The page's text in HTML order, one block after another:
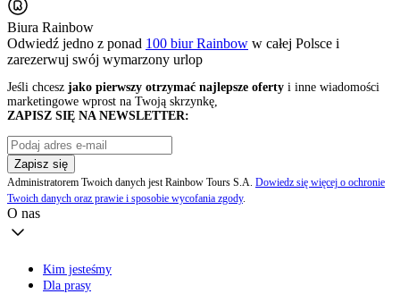
Biura Rainbow
Odwiedź jedno z ponad 100 biur Rainbow w całej Polsce i
zarezerwuj swój wymarzony urlop
Jeśli chcesz jako pierwszy otrzymać najlepsze oferty i inne wiadomości
marketingowe wprost na Twoją skrzynkę,
ZAPISZ SIĘ NA NEWSLETTER:
Zapisz się
Administratorem Twoich danych jest Rainbow Tours S.A. Dowiedz się więcej o ochronie
Twoich danych oraz prawie i sposobie wycofania zgody.
O nas
Kim jesteśmy
Dla prasy